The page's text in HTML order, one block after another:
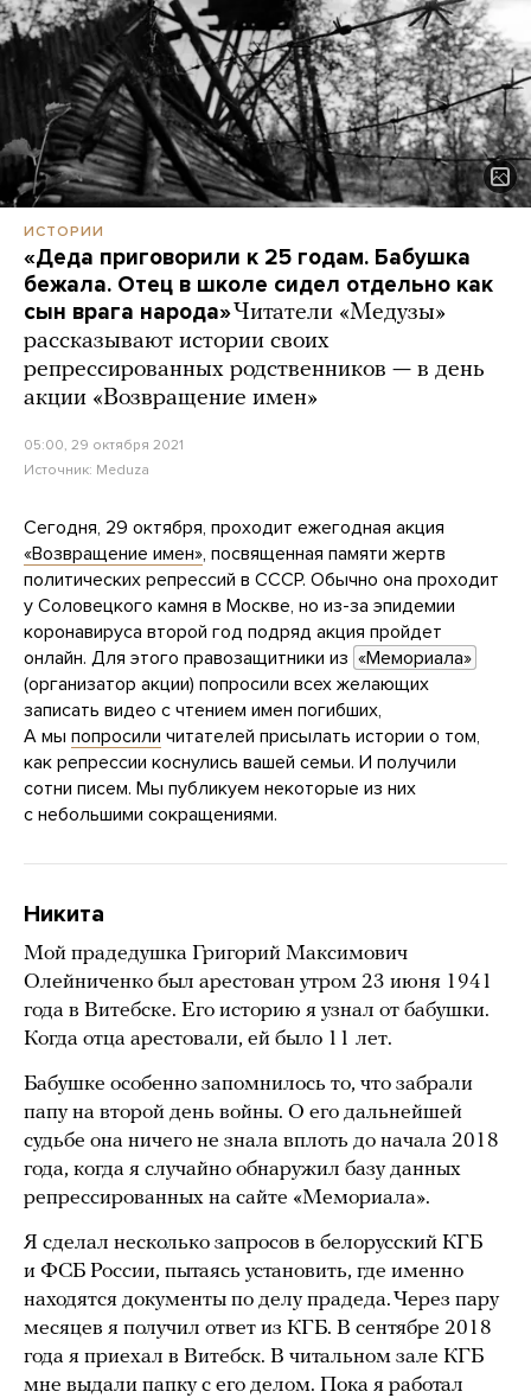
ИСТОРИИ
«Деда приговорили к 25 годам. Бабушка
бежала. Отец в школе сидел отдельно как
сын врага народа»Читатели «Медузы»
рассказывают истории своих
репрессированных родственников — в день
акции «Возвращение имен»
05:00, 29 октября 2021
Источник: Meduza
Сегодня, 29 октября, проходит ежегодная акция
«Возвращение имен», посвященная памяти жертв
политических репрессий в СССР. Обычно она проходит
у Соловецкого камня в Москве, но из-за эпидемии
коронавируса второй год подряд акция пройдет
онлайн. Для этого правозащитники из «Мемориала»
(организатор акции) попросили всех желающих
записать видео с чтением имен погибших,
А мы попросили читателей присылать истории о том,
как репрессии коснулись вашей семьи. И получили
сотни писем. Мы публикуем некоторые из них
с небольшими сокращениями.
Никита
Мой прадедушка Григорий Максимович
Олейниченко был арестован утром 23 июня 1941
года в Витебске. Его историю я узнал от бабушки.
Когда отца арестовали, ей было 11 лет.
Бабушке особенно запомнилось то, что забрали
папу на второй день войны. О его дальнейшей
судьбе она ничего не знала вплоть до начала 2018
года, когда я случайно обнаружил базу данных
репрессированных на сайте «Мемориала».
Я сделал несколько запросов в белорусский КГБ
и ФСБ России, пытаясь установить, где именно
находятся документы по делу прадеда. Через пару
месяцев я получил ответ из КГБ. В сентябре 2018
года я приехал в Витебск. В читальном зале КГБ
мне выдали папку с его делом. Пока я работал